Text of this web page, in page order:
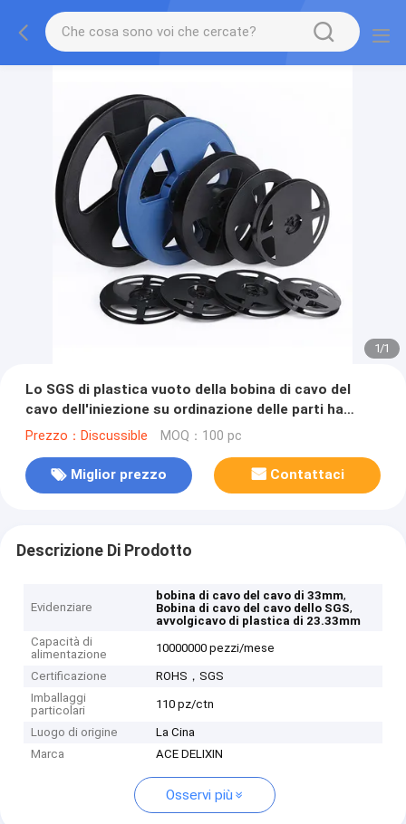
1/1
Lo SGS di plastica vuoto della bobina di cavo del
cavo dell'iniezione su ordinazione delle parti ha
approvato
Prezzo：Discussible MOQ：100 pc
Miglior prezzo Contattaci
Descrizione Di Prodotto
Evidenziare
bobina di cavo del cavo di 33mm,
Bobina di cavo del cavo dello SGS,
avvolgicavo di plastica di 23.33mm
Capacità di
alimentazione
10000000 pezzi/mese
Certificazione
ROHS，SGS
Imballaggi
particolari
110 pz/ctn
Luogo di origine
La Cina
Marca
ACE DELIXIN
Osservi più